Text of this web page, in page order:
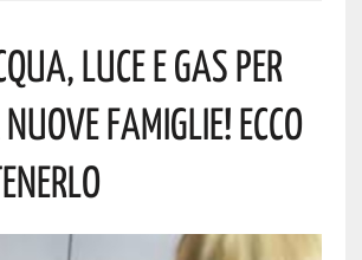
Luce E Gas Per
Famiglie! Ecco